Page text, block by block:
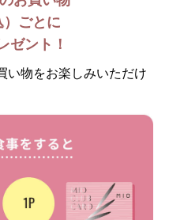
）ごとに
ゼント！
い物をお楽しみいただけ